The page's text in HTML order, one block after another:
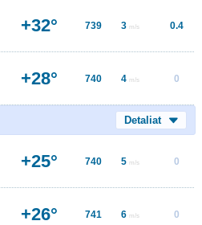
+32° 739 3 m/s 0.4
+28° 740 4 m/s 0
Detaliat
+25° 740 5 m/s 0
+26° 741 6 m/s 0